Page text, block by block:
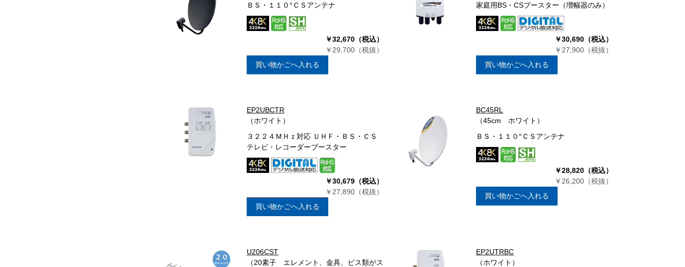
ＢＳ・１１０°ＣＳアンテナ
￥32,670（税込）
￥29,700（税抜）
買い物かごへ入れる
家庭用BS・CSブースター（増幅器のみ）
￥30,690（税込）
￥27,900（税抜）
買い物かごへ入れる
EP2UBCTR
（ホワイト）
３２２４ＭＨｚ対応 ＵＨＦ・ＢＳ・ＣＳ
テレビ・レコーダーブースター
￥30,679（税込）
￥27,890（税抜）
買い物かごへ入れる
BC45RL
（45cm ホワイト）
ＢＳ・１１０°ＣＳアンテナ
￥28,820（税込）
￥26,200（税抜）
買い物かごへ入れる
U206CST
（20素子 エレメント、金具、ビス類がス
EP2UTRBC
（ホワイト）